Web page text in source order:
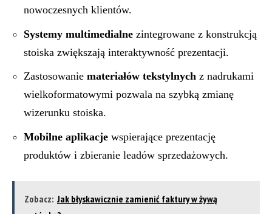
nowoczesnych klientów.
Systemy multimedialne zintegrowane z konstrukcją
stoiska zwiększają interaktywność prezentacji.
Zastosowanie materiałów tekstylnych z nadrukami
wielkoformatowymi pozwala na szybką zmianę
wizerunku stoiska.
Mobilne aplikacje wspierające prezentację
produktów i zbieranie leadów sprzedażowych.
Zobacz: Jak błyskawicznie zamienić faktury w żywą